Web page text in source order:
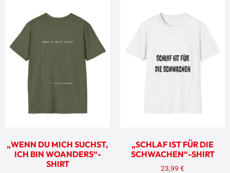
„WENN DU MICH SUCHST,
ICH BIN WOANDERS“-
SHIRT
„SCHLAF IST FÜR DIE
SCHWACHEN“-SHIRT
23,99 €